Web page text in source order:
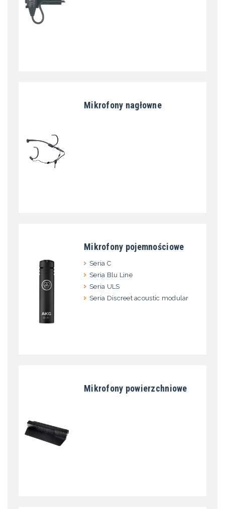
Mikrofony nagłowne
Mikrofony pojemnościowe
Seria C
Seria Blu Line
Seria ULS
Seria Discreet acoustic modular
Mikrofony powierzchniowe